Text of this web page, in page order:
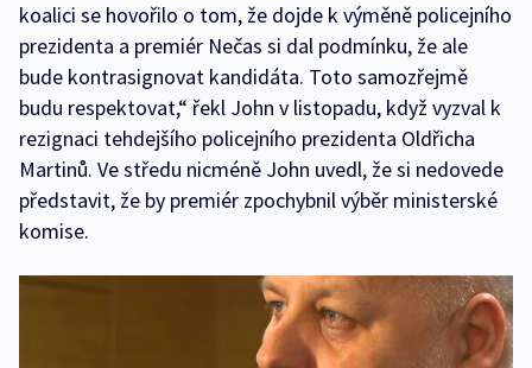
koalici se hovořilo o tom, že dojde k výměně policejního
prezidenta a premiér Nečas si dal podmínku, že ale
bude kontrasignovat kandidáta. Toto samozřejmě
budu respektovat,“ řekl John v listopadu, když vyzval k
rezignaci tehdejšího policejního prezidenta Oldřicha
Martinů. Ve středu nicméně John uvedl, že si nedovede
představit, že by premiér zpochybnil výběr ministerské
komise.